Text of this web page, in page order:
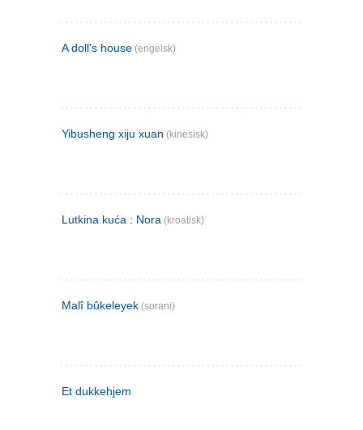
A doll's house (engelsk)
Yibusheng xiju xuan (kinesisk)
Lutkina kuća : Nora (kroatisk)
Malî bûkeleyek (sorani)
Et dukkehjem